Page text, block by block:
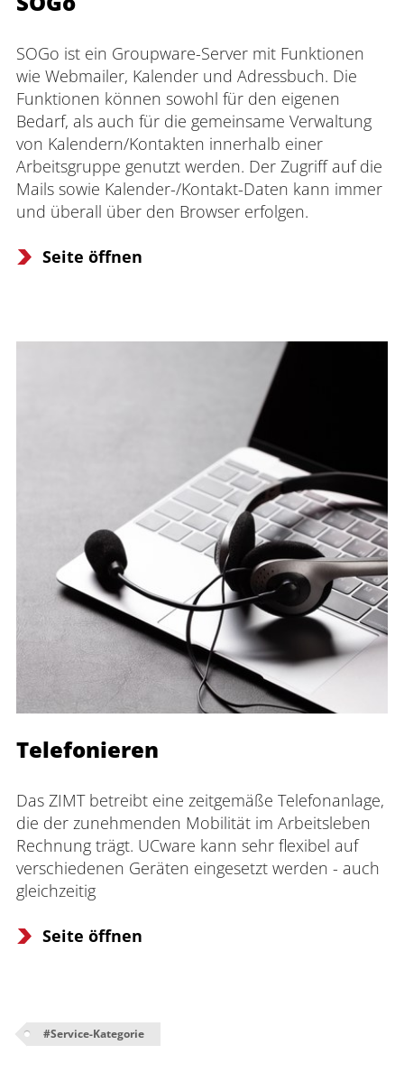
SOGo ist ein Groupware-Server mit Funktionen
wie Webmailer, Kalender und Adressbuch. Die
Funktionen können sowohl für den eigenen
Bedarf, als auch für die gemeinsame Verwaltung
von Kalendern/Kontakten innerhalb einer
Arbeitsgruppe genutzt werden. Der Zugriff auf die
Mails sowie Kalender-/Kontakt-Daten kann immer
und überall über den Browser erfolgen.
Seite öffnen
Telefonieren
Das ZIMT betreibt eine zeitgemäße Telefonanlage,
die der zunehmenden Mobilität im Arbeitsleben
Rechnung trägt. UCware kann sehr flexibel auf
verschiedenen Geräten eingesetzt werden - auch
gleichzeitig
Seite öffnen
#Service-Kategorie